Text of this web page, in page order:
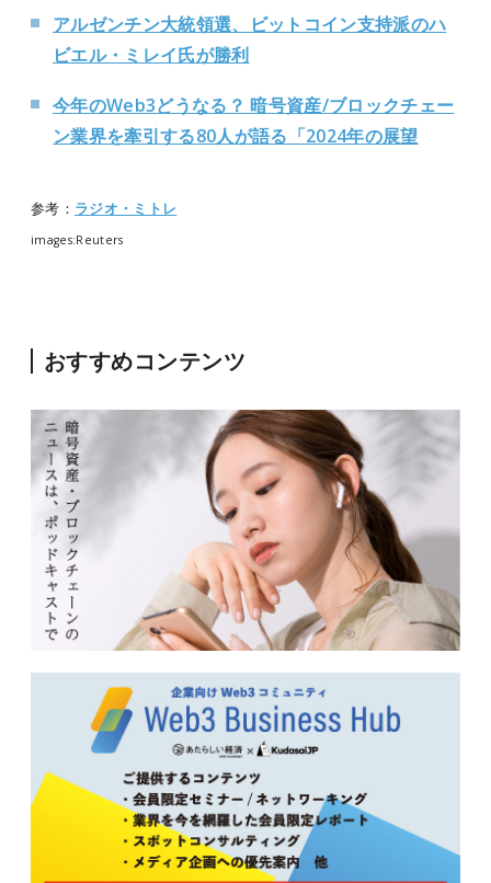
アルゼンチン大統領選、ビットコイン支持派のハ
ビエル・ミレイ氏が勝利
今年のWeb3どうなる？ 暗号資産/ブロックチェー
ン業界を牽引する80人が語る「2024年の展望
参考： ラジオ・ミトレ
images:Reuters
おすすめコンテンツ